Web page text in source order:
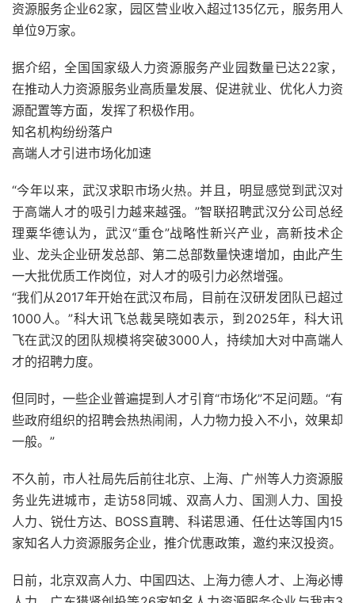
资源服务企业62家，园区营业收入超过135亿元，服务用人
单位9万家。
据介绍，全国国家级人力资源服务产业园数量已达22家，
在推动人力资源服务业高质量发展、促进就业、优化人力资
源配置等方面，发挥了积极作用。
知名机构纷纷落户
高端人才引进市场化加速
“今年以来，武汉求职市场火热。并且，明显感觉到武汉对
于高端人才的吸引力越来越强。”智联招聘武汉分公司总经
理粟华德认为，武汉“重仓”战略性新兴产业，高新技术企
业、龙头企业研发总部、第二总部数量快速增加，由此产生
一大批优质工作岗位，对人才的吸引力必然增强。
“我们从2017年开始在武汉布局，目前在汉研发团队已超过
1000人。”科大讯飞总裁吴晓如表示，到2025年，科大讯
飞在武汉的团队规模将突破3000人，持续加大对中高端人
才的招聘力度。
但同时，一些企业普遍提到人才引育“市场化”不足问题。“有
些政府组织的招聘会热热闹闹，人力物力投入不小，效果却
一般。”
不久前，市人社局先后前往北京、上海、广州等人力资源服
务业先进城市，走访58同城、双高人力、国测人力、国投
人力、锐仕方达、BOSS直聘、科诺思通、任仕达等国内15
家知名人力资源服务企业，推介优惠政策，邀约来汉投资。
日前，北京双高人力、中国四达、上海力德人才、上海必博